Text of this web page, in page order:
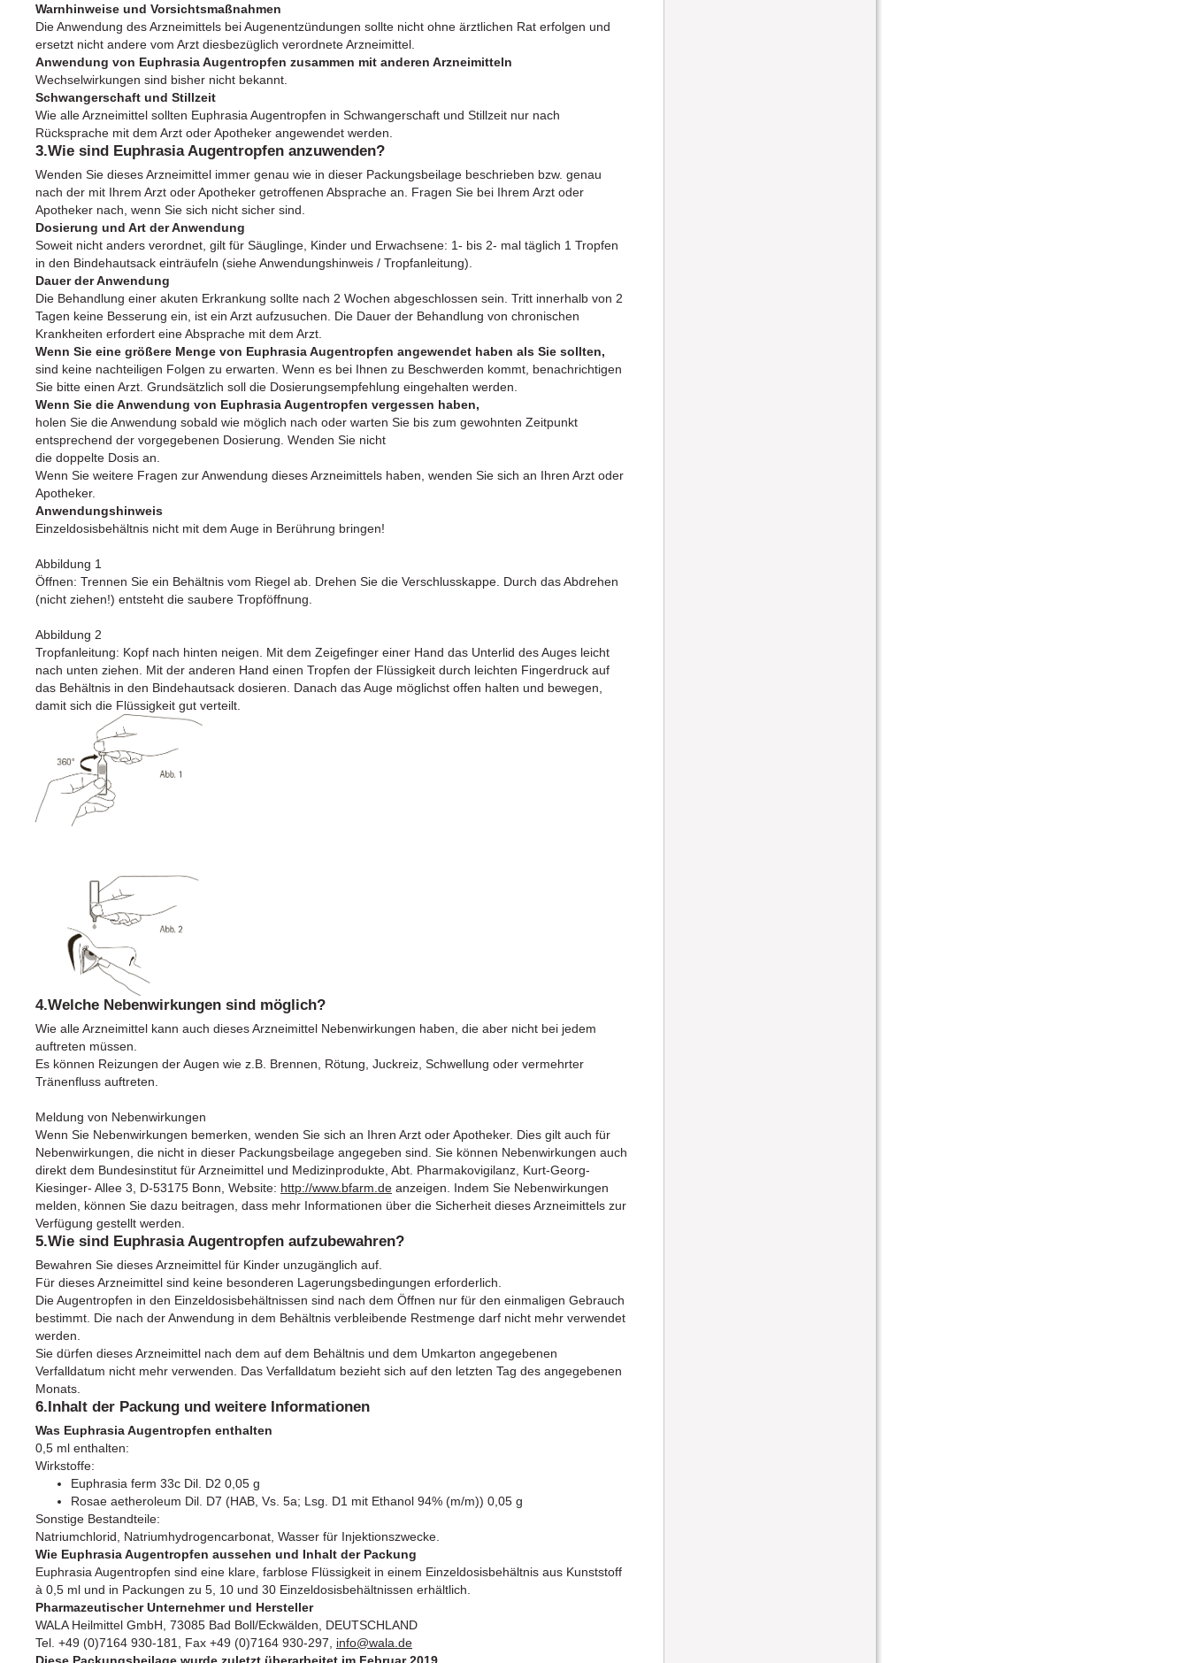
Warnhinweise und Vorsichtsmaßnahmen
Die Anwendung des Arzneimittels bei Augenentzündungen sollte nicht ohne ärztlichen Rat erfolgen und
ersetzt nicht andere vom Arzt diesbezüglich verordnete Arzneimittel.
Anwendung von Euphrasia Augentropfen zusammen mit anderen Arzneimitteln
Wechselwirkungen sind bisher nicht bekannt.
Schwangerschaft und Stillzeit
Wie alle Arzneimittel sollten Euphrasia Augentropfen in Schwangerschaft und Stillzeit nur nach
Rücksprache mit dem Arzt oder Apotheker angewendet werden.
3.Wie sind Euphrasia Augentropfen anzuwenden?
Wenden Sie dieses Arzneimittel immer genau wie in dieser Packungsbeilage beschrieben bzw. genau
nach der mit Ihrem Arzt oder Apotheker getroffenen Absprache an. Fragen Sie bei Ihrem Arzt oder
Apotheker nach, wenn Sie sich nicht sicher sind.
Dosierung und Art der Anwendung
Soweit nicht anders verordnet, gilt für Säuglinge, Kinder und Erwachsene: 1- bis 2- mal täglich 1 Tropfen
in den Bindehautsack einträufeln (siehe Anwendungshinweis / Tropfanleitung).
Dauer der Anwendung
Die Behandlung einer akuten Erkrankung sollte nach 2 Wochen abgeschlossen sein. Tritt innerhalb von 2
Tagen keine Besserung ein, ist ein Arzt aufzusuchen. Die Dauer der Behandlung von chronischen
Krankheiten erfordert eine Absprache mit dem Arzt.
Wenn Sie eine größere Menge von Euphrasia Augentropfen angewendet haben als Sie sollten,
sind keine nachteiligen Folgen zu erwarten. Wenn es bei Ihnen zu Beschwerden kommt, benachrichtigen
Sie bitte einen Arzt. Grundsätzlich soll die Dosierungsempfehlung eingehalten werden.
Wenn Sie die Anwendung von Euphrasia Augentropfen vergessen haben,
holen Sie die Anwendung sobald wie möglich nach oder warten Sie bis zum gewohnten Zeitpunkt
entsprechend der vorgegebenen Dosierung. Wenden Sie nicht
die doppelte Dosis an.
Wenn Sie weitere Fragen zur Anwendung dieses Arzneimittels haben, wenden Sie sich an Ihren Arzt oder
Apotheker.
Anwendungshinweis
Einzeldosisbehältnis nicht mit dem Auge in Berührung bringen!
Abbildung 1
Öffnen: Trennen Sie ein Behältnis vom Riegel ab. Drehen Sie die Verschlusskappe. Durch das Abdrehen
(nicht ziehen!) entsteht die saubere Tropföffnung.
Abbildung 2
Tropfanleitung: Kopf nach hinten neigen. Mit dem Zeigefinger einer Hand das Unterlid des Auges leicht
nach unten ziehen. Mit der anderen Hand einen Tropfen der Flüssigkeit durch leichten Fingerdruck auf
das Behältnis in den Bindehautsack dosieren. Danach das Auge möglichst offen halten und bewegen,
damit sich die Flüssigkeit gut verteilt.
4.Welche Nebenwirkungen sind möglich?
Wie alle Arzneimittel kann auch dieses Arzneimittel Nebenwirkungen haben, die aber nicht bei jedem
auftreten müssen.
Es können Reizungen der Augen wie z.B. Brennen, Rötung, Juckreiz, Schwellung oder vermehrter
Tränenfluss auftreten.
Meldung von Nebenwirkungen
Wenn Sie Nebenwirkungen bemerken, wenden Sie sich an Ihren Arzt oder Apotheker. Dies gilt auch für
Nebenwirkungen, die nicht in dieser Packungsbeilage angegeben sind. Sie können Nebenwirkungen auch
direkt dem Bundesinstitut für Arzneimittel und Medizinprodukte, Abt. Pharmakovigilanz, Kurt-Georg-
Kiesinger- Allee 3, D-53175 Bonn, Website: http://www.bfarm.de anzeigen. Indem Sie Nebenwirkungen
melden, können Sie dazu beitragen, dass mehr Informationen über die Sicherheit dieses Arzneimittels zur
Verfügung gestellt werden.
5.Wie sind Euphrasia Augentropfen aufzubewahren?
Bewahren Sie dieses Arzneimittel für Kinder unzugänglich auf.
Für dieses Arzneimittel sind keine besonderen Lagerungsbedingungen erforderlich.
Die Augentropfen in den Einzeldosisbehältnissen sind nach dem Öffnen nur für den einmaligen Gebrauch
bestimmt. Die nach der Anwendung in dem Behältnis verbleibende Restmenge darf nicht mehr verwendet
werden.
Sie dürfen dieses Arzneimittel nach dem auf dem Behältnis und dem Umkarton angegebenen
Verfalldatum nicht mehr verwenden. Das Verfalldatum bezieht sich auf den letzten Tag des angegebenen
Monats.
6.Inhalt der Packung und weitere Informationen
Was Euphrasia Augentropfen enthalten
0,5 ml enthalten:
Wirkstoffe:
Euphrasia ferm 33c Dil. D2 0,05 g
Rosae aetheroleum Dil. D7 (HAB, Vs. 5a; Lsg. D1 mit Ethanol 94% (m/m)) 0,05 g
Sonstige Bestandteile:
Natriumchlorid, Natriumhydrogencarbonat, Wasser für Injektionszwecke.
Wie Euphrasia Augentropfen aussehen und Inhalt der Packung
Euphrasia Augentropfen sind eine klare, farblose Flüssigkeit in einem Einzeldosisbehältnis aus Kunststoff
à 0,5 ml und in Packungen zu 5, 10 und 30 Einzeldosisbehältnissen erhältlich.
Pharmazeutischer Unternehmer und Hersteller
WALA Heilmittel GmbH, 73085 Bad Boll/Eckwälden, DEUTSCHLAND
Tel. +49 (0)7164 930-181, Fax +49 (0)7164 930-297, info@wala.de
Diese Packungsbeilage wurde zuletzt überarbeitet im Februar 2019.